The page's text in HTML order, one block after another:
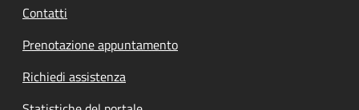
Contatti
Prenotazione appuntamento
Richiedi assistenza